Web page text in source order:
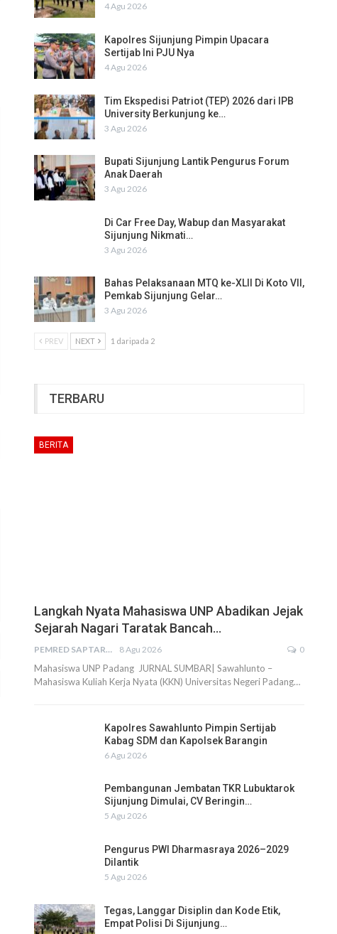
4 Agu 2026
Kapolres Sijunjung Pimpin Upacara
Sertijab Ini PJU Nya
4 Agu 2026
Tim Ekspedisi Patriot (TEP) 2026 dari IPB
University Berkunjung ke…
3 Agu 2026
Bupati Sijunjung Lantik Pengurus Forum
Anak Daerah
3 Agu 2026
Di Car Free Day, Wabup dan Masyarakat
Sijunjung Nikmati…
3 Agu 2026
Bahas Pelaksanaan MTQ ke-XLII Di Koto VII,
Pemkab Sijunjung Gelar…
3 Agu 2026
PREV NEXT 1 daripada 2
TERBARU
BERITA
Langkah Nyata Mahasiswa UNP Abadikan Jejak
Sejarah Nagari Taratak Bancah…
PEMRED SAPTARIUS 8 Agu 2026 0
Mahasiswa UNP Padang JURNAL SUMBAR| Sawahlunto –
Mahasiswa Kuliah Kerja Nyata (KKN) Universitas Negeri Padang…
Kapolres Sawahlunto Pimpin Sertijab
Kabag SDM dan Kapolsek Barangin
6 Agu 2026
Pembangunan Jembatan TKR Lubuktarok
Sijunjung Dimulai, CV Beringin…
5 Agu 2026
Pengurus PWI Dharmasraya 2026–2029
Dilantik
5 Agu 2026
Tegas, Langgar Disiplin dan Kode Etik,
Empat Polisi Di Sijunjung…